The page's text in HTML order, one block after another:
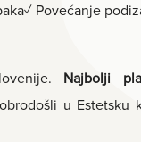
Povećanje
Najbolji
u Estetsku